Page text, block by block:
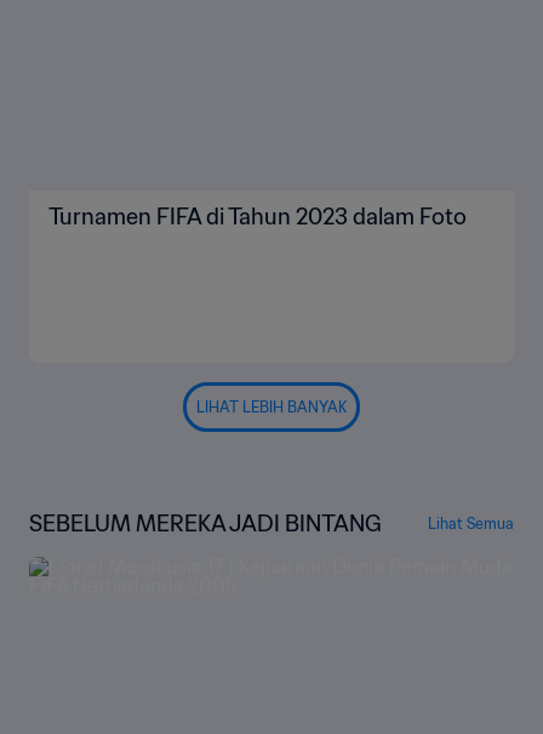
Turnamen FIFA di Tahun 2023 dalam Foto
LIHAT LEBIH BANYAK
SEBELUM MEREKA JADI BINTANG Lihat Semua